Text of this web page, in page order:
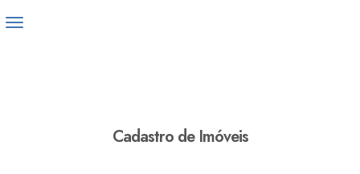
Cadastro de Imóveis